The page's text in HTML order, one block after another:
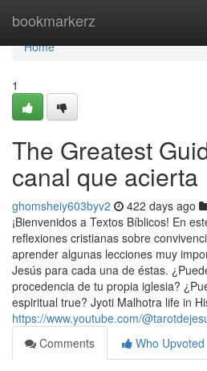
bookmarkerz
Home
Home
1
The Greatest
canal que acierta
ghomsheiy603byv2 422 days ago
¡Bienvenidos a Textos Bíblicos! En
reflexiones cristianas sobre
aprender algunas lecciones muy
Jesús para cada una de éstas.
procedencia de tu propia iglesia?
espiritual true? Jyoti Malhotra life in
https://www.youtube.com/
Comments
Who Upvoted